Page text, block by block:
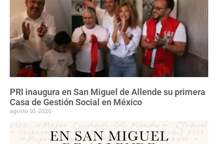
PRI inaugura en San Miguel de Allende su primera
Casa de Gestión Social en México
agosto 10, 2026